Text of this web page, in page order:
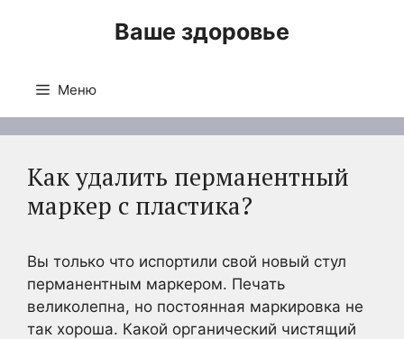
Ваше здоровье
Меню
Как удалить перманентный
маркер с пластика?
Вы только что испортили свой новый стул
перманентным маркером. Печать
великолепна, но постоянная маркировка не
так хороша. Какой органический чистящий